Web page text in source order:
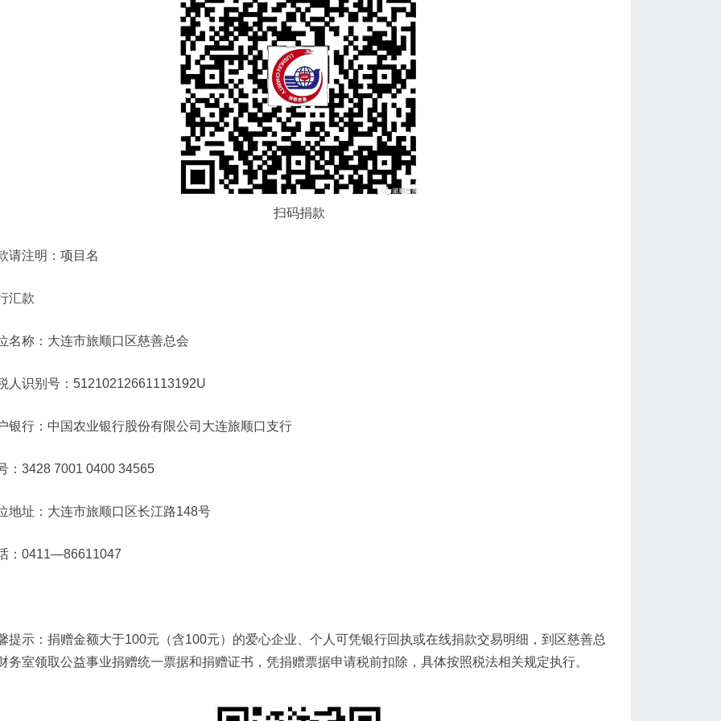
扫码捐款
请注明：项目名
汇款
名称：大连市旅顺口区慈善总会
人识别号：51210212661113192U
银行：中国农业银行股份有限公司大连旅顺口支行
：3428 7001 0400 34565
地址：大连市旅顺口区长江路148号
：0411—86611047
提示：捐赠金额大于100元（含100元）的爱心企业、个人可凭银行回执或在线捐款交易明细，到区慈善总
务室领取公益事业捐赠统一票据和捐赠证书，凭捐赠票据申请税前扣除，具体按照税法相关规定执行。